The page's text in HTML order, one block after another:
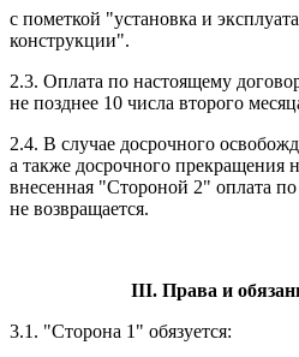
с пометкой "установка и
конструкции".
2.3. Оплата по настоящему
не позднее 10 числа второго
2.4. В случае досрочного
а также досрочного прекращения
внесенная "Стороной 2" оплата
не возвращается.
III. Права и
3.1. "Сторона 1" обязуется: